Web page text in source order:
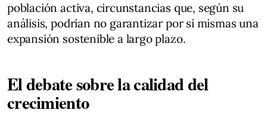
población activa, circunstancias que, según su
análisis, podrían no garantizar por sí mismas una
expansión sostenible a largo plazo.
El debate sobre la calidad del
crecimiento